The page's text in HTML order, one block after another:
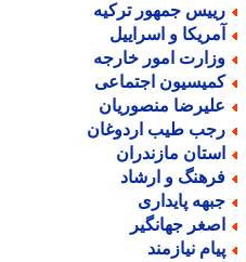
جمهور ترکیه
و اسراییل
امور خارجه
اجتماعی
منصوریان
طیب اردوغان
مازندران
و ارشاد
پایداری
جهانگیر
نیازمند